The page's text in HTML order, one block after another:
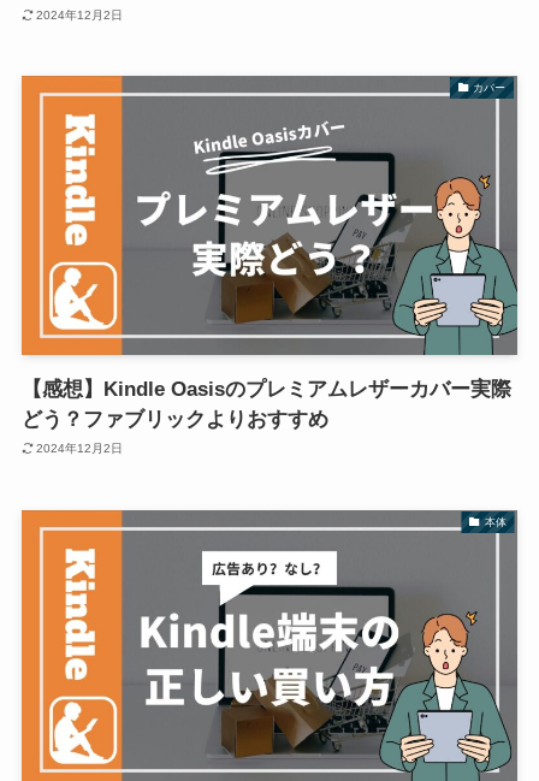
2024年12月2日
カバー
【感想】Kindle Oasisのプレミアムレザーカバー実際
どう？ファブリックよりおすすめ
2024年12月2日
本体